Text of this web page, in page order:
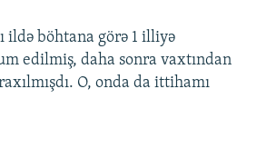
ildə böhtana görə 1 illiyə
edilmiş, daha sonra vaxtından
O, onda da ittihamı